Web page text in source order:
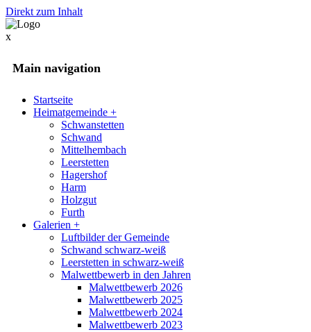
Direkt zum Inhalt
x
Main navigation
Startseite
Heimatgemeinde +
Schwanstetten
Schwand
Mittelhembach
Leerstetten
Hagershof
Harm
Holzgut
Furth
Galerien +
Luftbilder der Gemeinde
Schwand schwarz-weiß
Leerstetten in schwarz-weiß
Malwettbewerb in den Jahren
Malwettbewerb 2026
Malwettbewerb 2025
Malwettbewerb 2024
Malwettbewerb 2023